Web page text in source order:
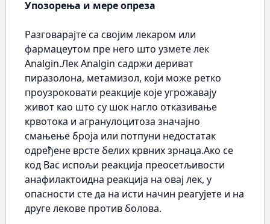
Упозорења и мере опреза
Разговарајте са својим лекаром или
фармацеутом пре него што узмете лек
Analgin.Лек Analgin садржи дериват
пиразолона, метамизол, који може ретко
проузроковати реакције које угрожавају
живот као што су шок нагло отказивање
крвотока и агранулоцитоза значајно
смањење броја или потпуни недостатак
одређене врсте белих крвних зрнаца.Ако се
код Вас испољи реакција преосетљивости
анафилактоидна реакција на овај лек, у
опасности сте да на исти начин реагујете и на
друге лекове против болова.